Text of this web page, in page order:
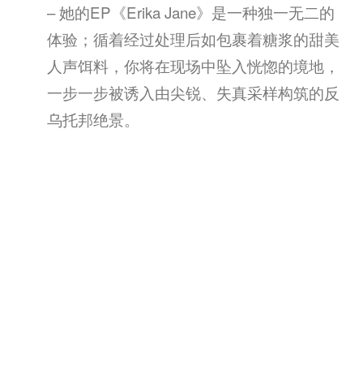
– 她的EP《Erika Jane》是一种独一无二的
体验；循着经过处理后如包裹着糖浆的甜美
人声饵料，你将在现场中坠入恍惚的境地，
一步一步被诱入由尖锐、失真采样构筑的反
乌托邦绝景。